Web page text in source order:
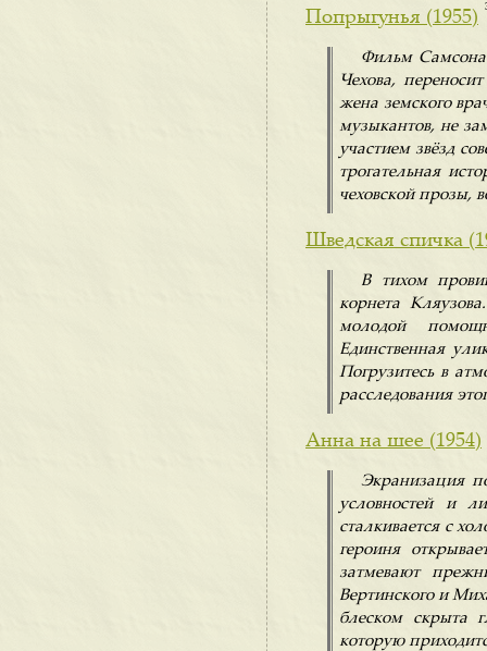
Попрыгунья (1955)
Фильм
Чехова,
жена земского
музыкантов, не
участием звёзд
трогательная
чеховской прозы,
Шведская спичка
В тихом
корнета
молодой
Единственная
Погрузитесь в
расследования
Анна на шее (1954)
Экранизация
условностей и
сталкивается с
героиня
затмевают
Вертинского и
блеском скрыта
которую